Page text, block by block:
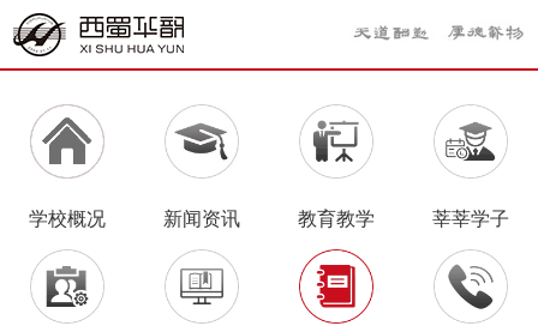
学校概况 新闻资讯 教育教学 莘莘学子